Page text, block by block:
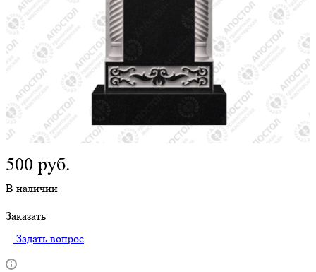
Вертикальный памятник в авторском исполнении для станка с
ЧПУ. Современный православный стиль, ритуальные
элементы, возможность индивидуальной доработки. Формат
STL, высокая детализация, совместимость с любым
оборудованием. Изготовление в любой мастерской по месту
жительства.
Подробности
500 руб.
В наличии
Заказать
Задать вопрос